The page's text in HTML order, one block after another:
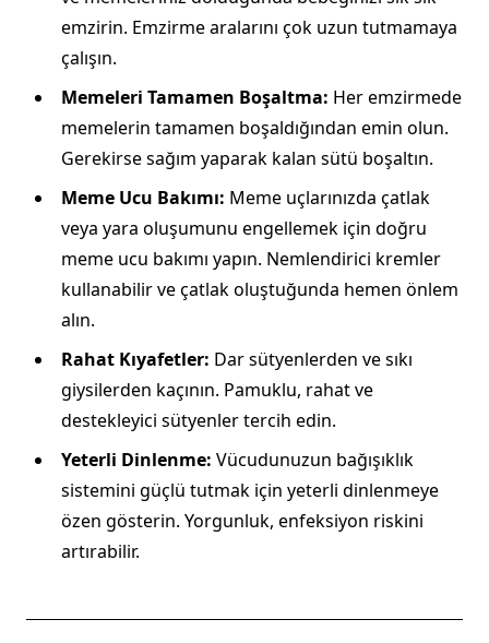
emzirin. Emzirme aralarını çok uzun tutmamaya
çalışın.
Memeleri Tamamen Boşaltma: Her emzirmede
memelerin tamamen boşaldığından emin olun.
Gerekirse sağım yaparak kalan sütü boşaltın.
Meme Ucu Bakımı: Meme uçlarınızda çatlak
veya yara oluşumunu engellemek için doğru
meme ucu bakımı yapın. Nemlendirici kremler
kullanabilir ve çatlak oluştuğunda hemen önlem
alın.
Rahat Kıyafetler: Dar sütyenlerden ve sıkı
giysilerden kaçının. Pamuklu, rahat ve
destekleyici sütyenler tercih edin.
Yeterli Dinlenme: Vücudunuzun bağışıklık
sistemini güçlü tutmak için yeterli dinlenmeye
özen gösterin. Yorgunluk, enfeksiyon riskini
artırabilir.